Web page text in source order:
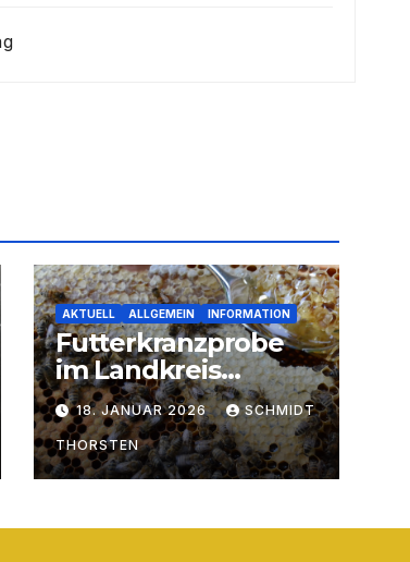
AKTUELL ALLGEMEIN INFORMATION
Futterkranzprobe
im Landkreis
Neunkirchen
18. JANUAR 2026 SCHMIDT
THORSTEN